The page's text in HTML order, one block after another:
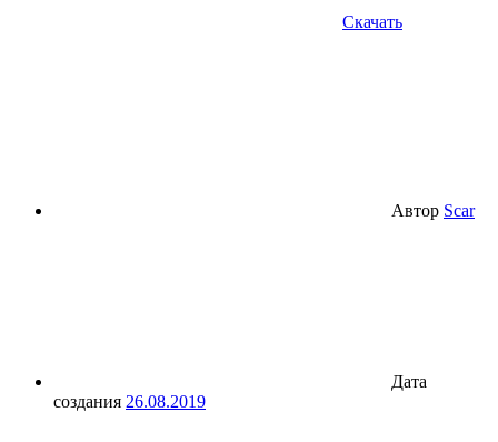
Скачать
Автор Scar
Дата
создания 26.08.2019